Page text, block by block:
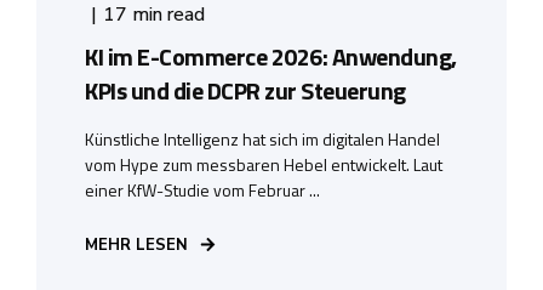
17 min read
KI im E-Commerce 2026: Anwendung,
KPIs und die DCPR zur Steuerung
Künstliche Intelligenz hat sich im digitalen Handel
vom Hype zum messbaren Hebel entwickelt. Laut
einer KfW-Studie vom Februar ...
MEHR LESEN